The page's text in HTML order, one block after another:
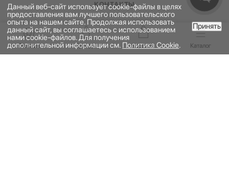
В КОРЗИНУ
КОНТАКТЫ
ПОДПИСАТЬСЯ НА РАССЫЛКУ
Данный веб-сайт использует cookie-файлы в целях
предоставления вам лучшего пользовательского
опыта на нашем сайте. Продолжая использовать
данный сайт, вы соглашаетесь с использованием
нами cookie-файлов. Для получения
дополнительной информации см. Политика Cookie.
Принять
Главная Бренды Корзина Каталог